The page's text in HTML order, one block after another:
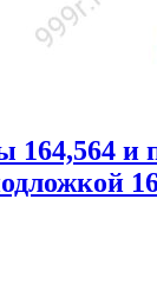
164,564 и